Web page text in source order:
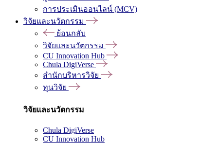
การประเมินออนไลน์ (MCV)
วิจัยและนวัตกรรม
ย้อนกลับ
วิจัยและนวัตกรรม
CU Innovation Hub
Chula DigiVerse
สำนักบริหารวิจัย
ทุนวิจัย
วิจัยและนวัตกรรม
Chula DigiVerse
CU Innovation Hub